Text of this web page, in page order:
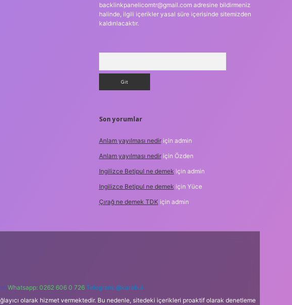
backlinkpanelicomtr@gmail.comadresine bildirmeniz
halinde, ilgili içerikler yasal süre içerisinde sitemizden
kaldırılacaktır.
Son yorumlar
Anlam yayılması nediriçin admin
Anlam yayılması nediriçin Özden
Ingilizce Betipul ne demek için admin
Ingilizce Betipul ne demek için Yüce
Çırağ ne demek TDKiçin admin
Whatsapp: 0262 606 0 726 Telegram: @karabul
olarak hizmet vermektedir. Bu nedenle, sitedeki içerikleri proaktif olarak denetleme